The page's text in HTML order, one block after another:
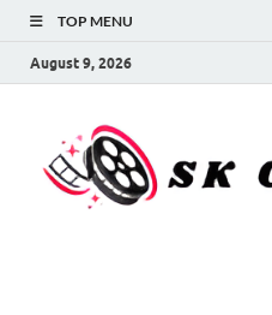
TOP MENU
August 9, 2026